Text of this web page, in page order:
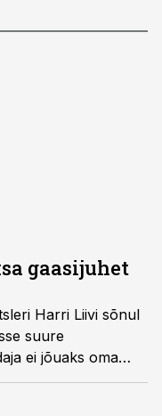
gaasijuhet
Liivi sõnul
suure